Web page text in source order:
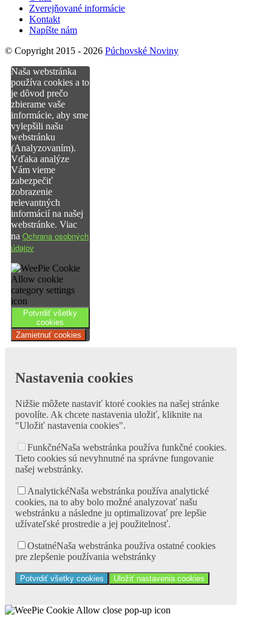
Zverejňované informácie
Kontakt
Napíšte nám
© Copyright 2015 - 2026 Púchovské Noviny
Naša webstránka
používa cookies a to
je dôvod prečo
zbierame vaše
informácie, aby sme
vylepšili našu
webstránku
(Analyzovaním).
Vďaka analýze
Vám vieme
zabezpečiť
zobrazenie
relevantných
informácií na našej
webstránke. Viac
na Ochrana osobných
údajov
Potvrdiť všetky
cookies
Zamietnuť cookies
Nastavenia cookies
Nižšie môžete nastaviť ktoré cookies na našej stránke
povolíte. Ak chcete nastavenia uložiť, kliknite na
"Uložiť nastavenia cookies".
FunkčnéNaša webstránka používa funkčné cookies.
Tieto cookies sú nevyhnutné na správne fungovanie
našej webstránky.
AnalytickéNaša webstránka používa analytické
cookies, na to aby bolo možné analyzovať našu
webstránku a následne ju optimalizovať pre lepšie
užívateľské prostredie a jej použitelnosť.
OstatnéNaša webstránka používa ostatné cookies
pre zlepšenie používania webstránky
Potvrdiť všetky cookies Uložiť nastavenia cookies